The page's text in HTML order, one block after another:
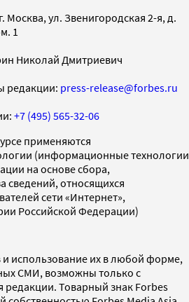
Москва, ул. Звенигородская 2-я, д.
1
Николай Дмитриевич
редакции: press-release@forbes.ru
+7 (495) 565-32-06
применяются
(информационные технологии
на основе сбора,
сведений, относящихся
сети «Интернет»,
Российской Федерации)
и использование их в любой форме,
СМИ, возможны только с
редакции. Товарный знак Forbes